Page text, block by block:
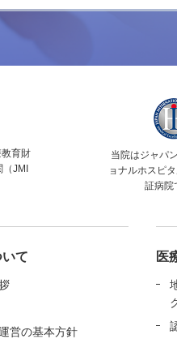
育財
JMI
当院はジャパ
ョナルホスピ
証病院
て
営の基本方針
医